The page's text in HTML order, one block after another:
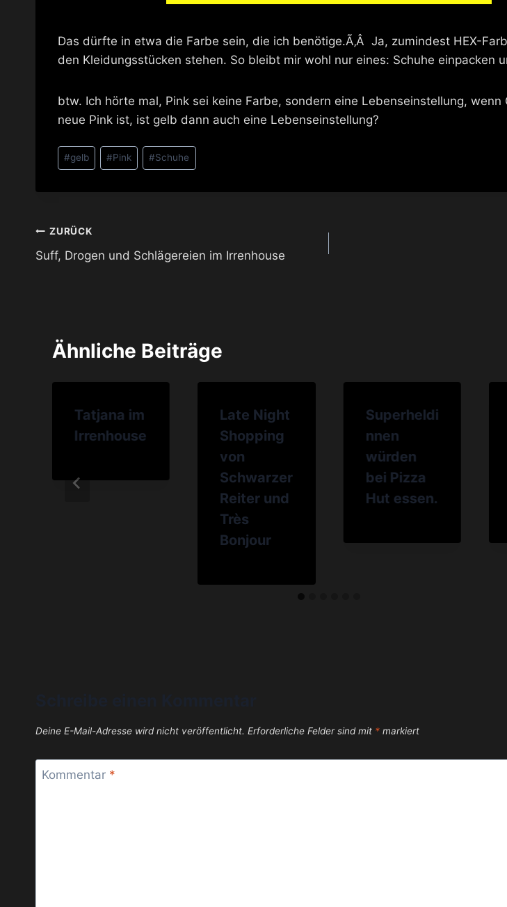
Das dürfte in etwa die Farbe sein, die ich benötige.Ã‚Â Ja, zumindest HEX-
den Kleidungsstücken stehen. So bleibt mir wohl nur eines: Schuhe einpacken
btw. Ich hörte mal, Pink sei keine Farbe, sondern eine Lebenseinstellung, wenn
neue Pink ist, ist gelb dann auch eine Lebenseinstellung?
Schlagworte:
#gelb #Pink #Schuhe
Beitragsnavigation
ZURÜCK
Suff, Drogen und Schlägereien im Irrenhouse
Ähnliche Beiträge
Tatjana im
Irrenhouse
Late Night
Shopping
von
Schwarzer
Reiter und
Très
Bonjour
Superheldi
nnen
würden
bei Pizza
Hut essen.
Deine E-Mail-Adresse wird nicht veröffentlicht. Erforderliche Felder sind mit * markiert
Kommentar *